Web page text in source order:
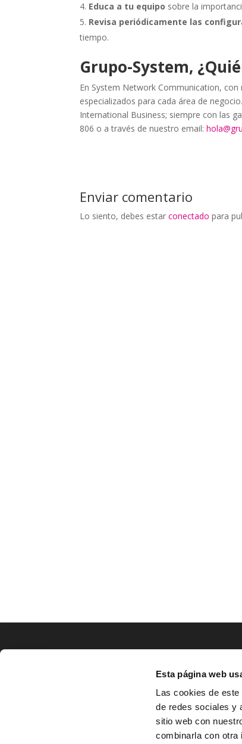
Esta página web
Las cookies de
de redes sociales y
sitio web con
combinarla con otra
Educa a tu equipo sobre la
Revisa periódicamente las
tiempo.
Grupo-System,
En System Network Communication,
especializados para cada área de
International Business; siempre con las
806 o a través de nuestro email:
Enviar comentario
Lo siento, debes estarconectado para
LOCALIZACIÓN
Av. Zaragoza, Nº37, 1ºB,
31500 Tudela, Navarra